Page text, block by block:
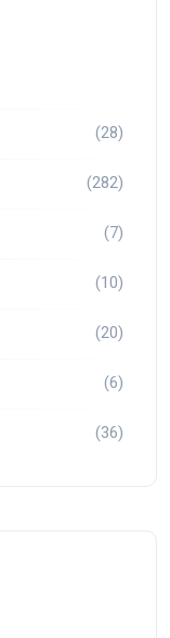
(28)
(282)
(7)
(10)
(20)
(6)
(36)